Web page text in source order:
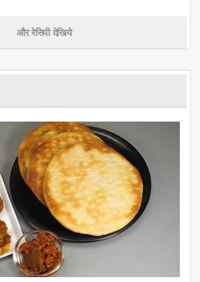
और रेसिपी देखिये